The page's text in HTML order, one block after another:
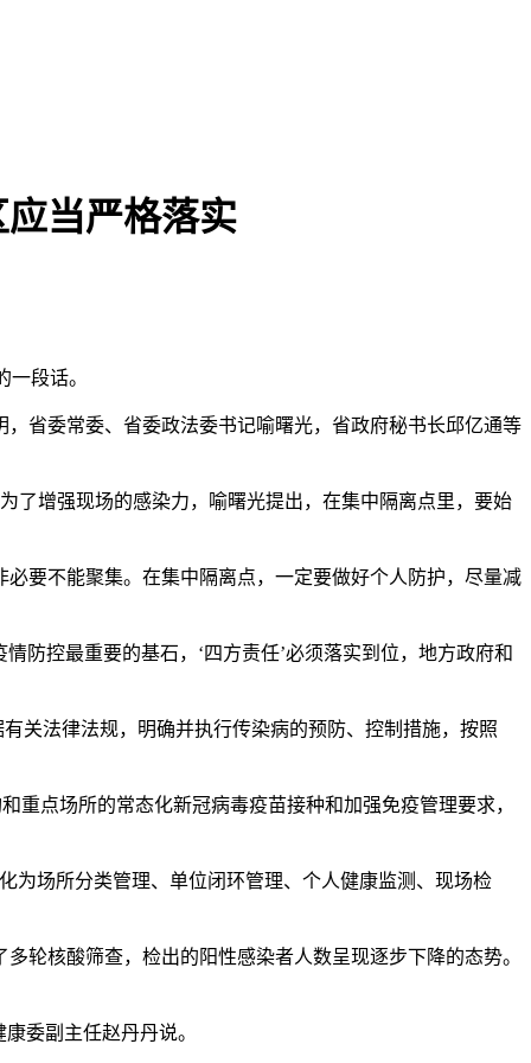
当严格落实
段话。
省委常委、省委政法委书记喻曙光，省政府秘书长邱亿通等
了增强现场的感染力，喻曙光提出，在集中隔离点里，要始
要不能聚集。在集中隔离点，一定要做好个人防护，尽量减
防控最重要的基石，‘四方责任’必须落实到位，地方政府和
关法律法规，明确并执行传染病的预防、控制措施，按照
点场所的常态化新冠病毒疫苗接种和加强免疫管理要求，
为场所分类管理、单位闭环管理、个人健康监测、现场检
轮核酸筛查，检出的阳性感染者人数呈现逐步下降的态势。
委副主任赵丹丹说。